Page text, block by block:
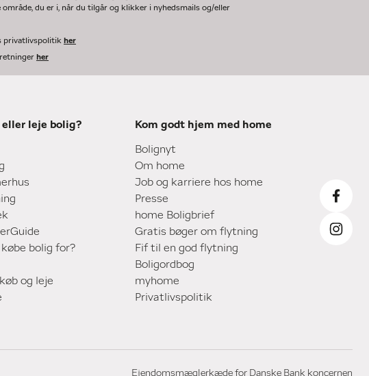
du er i, når du tilgår og klikker i nyhedsmails og/eller
privatlivspolitik her
her
eller leje bolig?
bolig for?
og leje
Kom godt hjem med home
Bolignyt
Om home
Job og karriere hos home
Presse
home Boligbrief
Gratis bøger om flytning
Fif til en god flytning
Boligordbog
myhome
Privatlivspolitik
Ejendomsmæglerkæde for Danske Bank koncernen